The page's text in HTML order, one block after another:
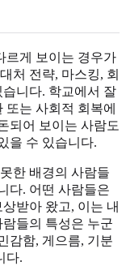
르게 보이는 경우가
처 전략, 마스킹, 회
니다. 학교에서 잘
는 사회적 회복에
되어 보이는 사람도
을 수 있습니다.
한 배경의 사람들
다. 어떤 사람들은
받아 왔고, 이는 내
들의 특성은 누군
감함, 게으름, 기분
다.